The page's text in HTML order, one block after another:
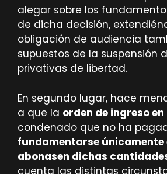
alegar sobre los
de dicha decisión,
obligación de audiencia
supuestos de la suspensión
privativas de libertad.
En segundo lugar, hace
a que la orden de ingreso
condenado que no ha
fundamentarse únicamente
abonasen dichas
cuenta las distintas